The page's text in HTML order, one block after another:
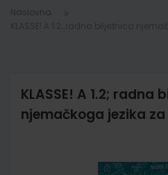
Naslovna
KLASSE! A 1.2; radna
njemačkoga jezika